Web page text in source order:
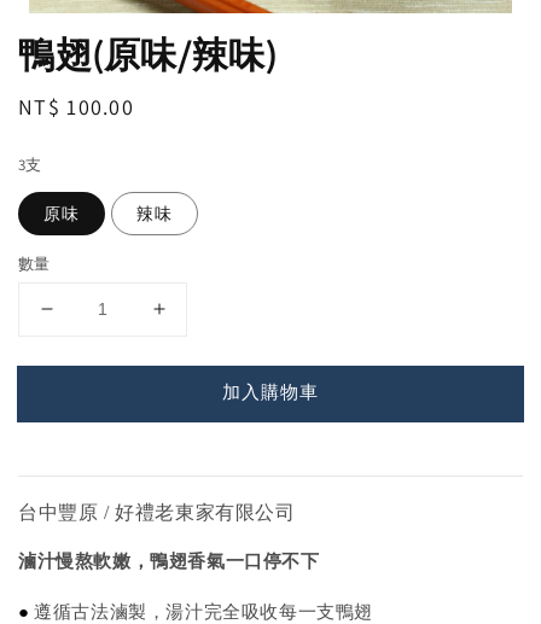
鴨翅(原味/辣味)
Regular
NT$ 100.00
3支
原味 辣味
數量
加入購物車
台中豐原 / 好禮老東家有限公司
滷汁慢熬軟嫩，鴨翅香氣一口停不下
●遵循古法滷製，湯汁完全吸收每一支鴨翅